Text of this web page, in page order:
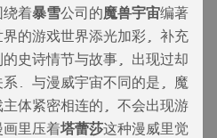
绕着暴雪公司的魔兽宇宙编著
的游戏世界添光加彩, 补充
史诗情节与故事, 出现过却
系. 与漫威宇宙不同的是, 魔
体紧密相连的, 不会出现游
画里压着塔蕾莎这种漫威里觉